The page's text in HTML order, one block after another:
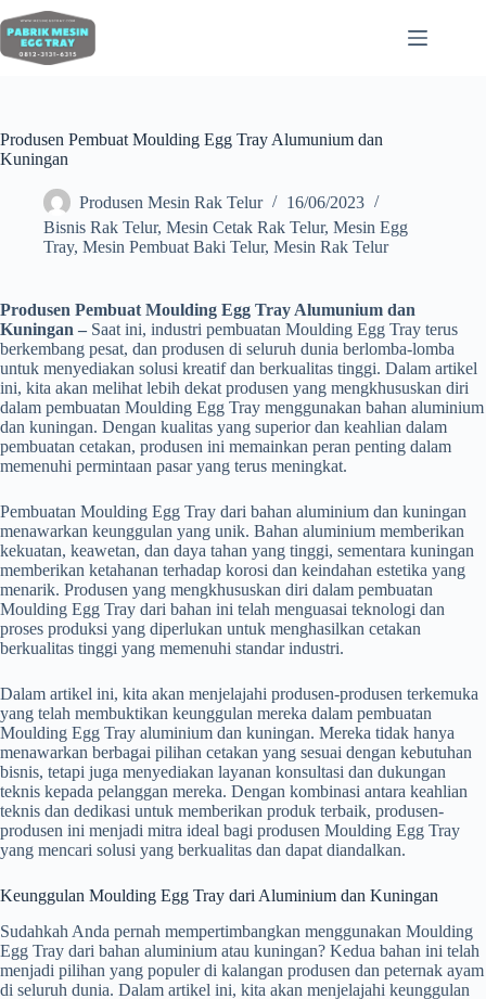
Produsen Pembuat Moulding Egg Tray Alumunium dan
Kuningan
Produsen Mesin Rak Telur
16/06/2023
Bisnis Rak Telur, Mesin Cetak Rak Telur, Mesin Egg
Tray, Mesin Pembuat Baki Telur, Mesin Rak Telur
Produsen Pembuat Moulding Egg Tray Alumunium dan
Kuningan – Saat ini, industri pembuatan Moulding Egg Tray terus
berkembang pesat, dan produsen di seluruh dunia berlomba-lomba
untuk menyediakan solusi kreatif dan berkualitas tinggi. Dalam artikel
ini, kita akan melihat lebih dekat produsen yang mengkhususkan diri
dalam pembuatan Moulding Egg Tray menggunakan bahan aluminium
dan kuningan. Dengan kualitas yang superior dan keahlian dalam
pembuatan cetakan, produsen ini memainkan peran penting dalam
memenuhi permintaan pasar yang terus meningkat.
Pembuatan Moulding Egg Tray dari bahan aluminium dan kuningan
menawarkan keunggulan yang unik. Bahan aluminium memberikan
kekuatan, keawetan, dan daya tahan yang tinggi, sementara kuningan
memberikan ketahanan terhadap korosi dan keindahan estetika yang
menarik. Produsen yang mengkhususkan diri dalam pembuatan
Moulding Egg Tray dari bahan ini telah menguasai teknologi dan
proses produksi yang diperlukan untuk menghasilkan cetakan
berkualitas tinggi yang memenuhi standar industri.
Dalam artikel ini, kita akan menjelajahi produsen-produsen terkemuka
yang telah membuktikan keunggulan mereka dalam pembuatan
Moulding Egg Tray aluminium dan kuningan. Mereka tidak hanya
menawarkan berbagai pilihan cetakan yang sesuai dengan kebutuhan
bisnis, tetapi juga menyediakan layanan konsultasi dan dukungan
teknis kepada pelanggan mereka. Dengan kombinasi antara keahlian
teknis dan dedikasi untuk memberikan produk terbaik, produsen-
produsen ini menjadi mitra ideal bagi produsen Moulding Egg Tray
yang mencari solusi yang berkualitas dan dapat diandalkan.
Keunggulan Moulding Egg Tray dari Aluminium dan Kuningan
Sudahkah Anda pernah mempertimbangkan menggunakan Moulding
Egg Tray dari bahan aluminium atau kuningan? Kedua bahan ini telah
menjadi pilihan yang populer di kalangan produsen dan peternak ayam
di seluruh dunia. Dalam artikel ini, kita akan menjelajahi keunggulan